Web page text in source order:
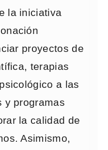
la iniciativa
proyectos de
terapias
a las
y programas
la calidad de
Asimismo,